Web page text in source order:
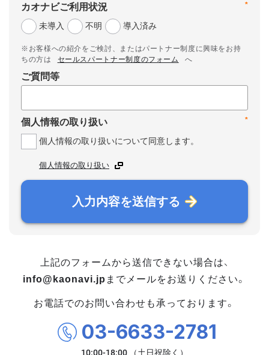
*
カオナビご利用状況
未導入
不明 導入済み
※お客様への紹介をご検討、またはパートナー制度に興味をお持
ちの方は
セールスパートナー制度のフォーム へ
ご質問等
*
個人情報の取り扱い
個人情報の取り扱いについて同意します。
個人情報の取り扱い
入力内容を送信する
上記のフォームから送信できない場合は、
info@kaonavi.jp までメールをお送りください。
お電話でのお問い合わせも承っております。
03-6633-2781